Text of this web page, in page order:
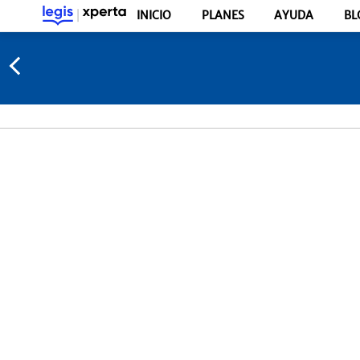
INICIO PLANES AYUDA